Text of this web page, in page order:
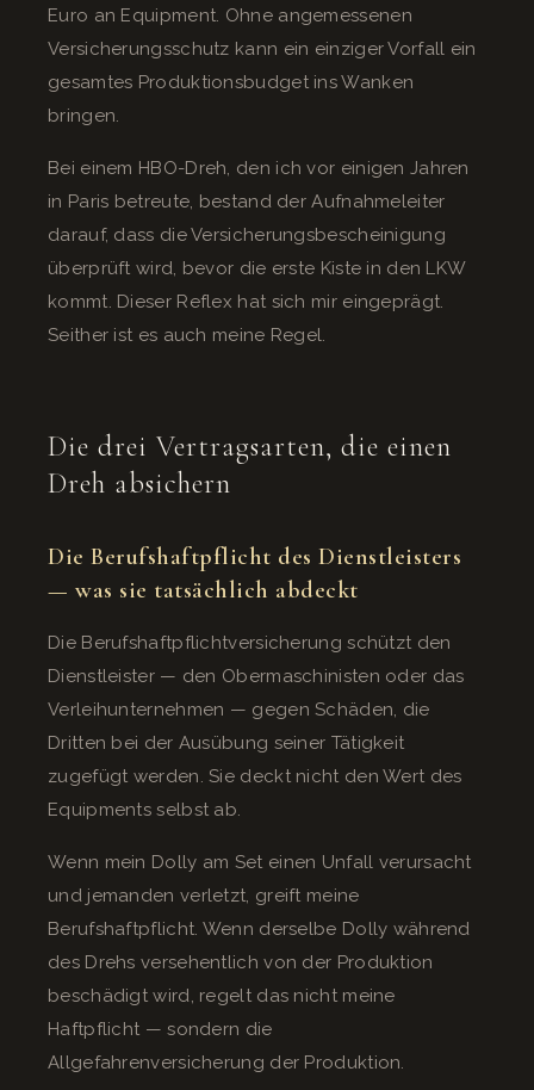
Euro an Equipment. Ohne angemessenen
Versicherungsschutz kann ein einziger Vorfall ein
gesamtes Produktionsbudget ins Wanken
bringen.
Bei einem HBO-Dreh, den ich vor einigen Jahren
in Paris betreute, bestand der Aufnahmeleiter
darauf, dass die Versicherungsbescheinigung
überprüft wird, bevor die erste Kiste in den LKW
kommt. Dieser Reflex hat sich mir eingeprägt.
Seither ist es auch meine Regel.
Die drei Vertragsarten, die einen
Dreh absichern
Die Berufshaftpflicht des Dienstleisters
— was sie tatsächlich abdeckt
Die Berufshaftpflichtversicherung schützt den
Dienstleister — den Obermaschinisten oder das
Verleihunternehmen — gegen Schäden, die
Dritten bei der Ausübung seiner Tätigkeit
zugefügt werden. Sie deckt nicht den Wert des
Equipments selbst ab.
Wenn mein Dolly am Set einen Unfall verursacht
und jemanden verletzt, greift meine
Berufshaftpflicht. Wenn derselbe Dolly während
des Drehs versehentlich von der Produktion
beschädigt wird, regelt das nicht meine
Haftpflicht — sondern die
Allgefahrenversicherung der Produktion.